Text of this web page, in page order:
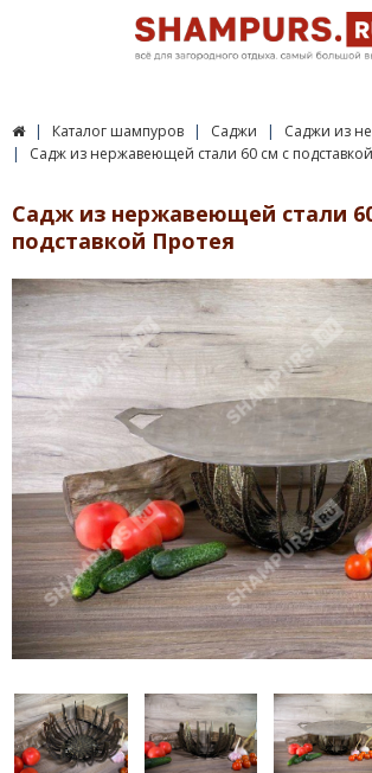
Каталог шампуров Саджи
Саджи из
Садж из нержавеющей стали 60 см с
Садж из нержавеющей стали
подставкой Протея